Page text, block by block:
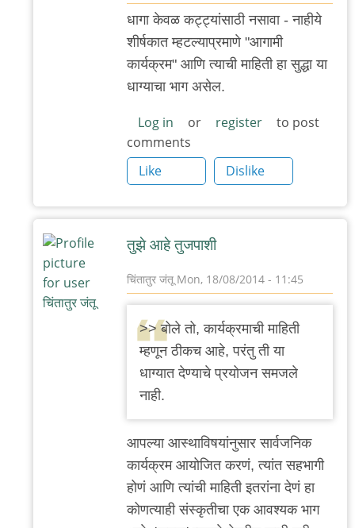
In
reply
जागा
चुकलासी?
by
'न'वी
बाजू
धागा केवळ कट्ट्यांसाठी नसावा - नाहीये
शीर्षकात म्हटल्याप्रमाणे "आगामी
कार्यक्रम" आणि त्याची माहिती हा सुद्धा या
धाग्याचा भाग असेल.
Log in or register
to post
comments
Like
Dislike
तुझे आहे तुजपाशी
चिंतातुर जंतू Mon, 18/08/2014 - 11:45
In
reply
to
परि
'न'वी
बाजू
>> बोले तो, कार्यक्रमाची माहिती
म्हणून ठीकच आहे, परंतु ती या
धाग्यात देण्याचे प्रयोजन समजले
नाही.
आपल्या आस्थाविषयांनुसार सार्वजनिक
कार्यक्रम आयोजित करणं, त्यांत सहभागी
होणं आणि त्यांची माहिती इतरांना देणं हा
कोणत्याही संस्कृतीचा एक आवश्यक भाग